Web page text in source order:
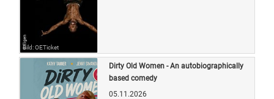
Bild: OETicket
Dirty Old Women - An autobiographically
based comedy
05.11.2026